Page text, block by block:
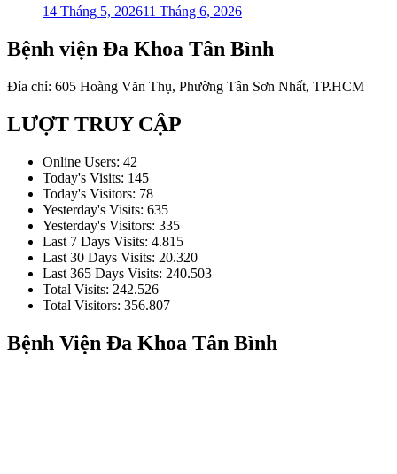
14 Tháng 5, 202611 Tháng 6, 2026
Bệnh viện Đa Khoa Tân Bình
Đỉa chỉ: 605 Hoàng Văn Thụ, Phường Tân Sơn Nhất, TP.HCM
LƯỢT TRUY CẬP
Online Users: 42
Today's Visits: 145
Today's Visitors: 78
Yesterday's Visits: 635
Yesterday's Visitors: 335
Last 7 Days Visits: 4.815
Last 30 Days Visits: 20.320
Last 365 Days Visits: 240.503
Total Visits: 242.526
Total Visitors: 356.807
Bệnh Viện Đa Khoa Tân Bình